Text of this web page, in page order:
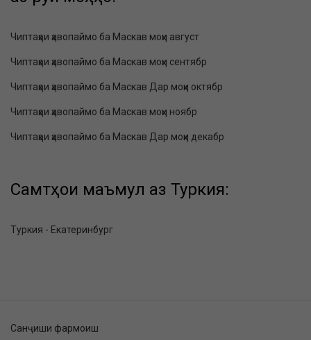
Чиптаҳои ҳавопаймо ба Маскав моҳи август
Чиптаҳои ҳавопаймо ба Маскав моҳи сентябр
Чиптаҳои ҳавопаймо ба Маскав Дар моҳи октябр
Чиптаҳои ҳавопаймо ба Маскав моҳи ноябр
Чиптаҳои ҳавопаймо ба Маскав Дар моҳи декабр
Самтҳои маъмул аз Туркия:
Туркия - Екатеринбург
Санҷиши фармоиш